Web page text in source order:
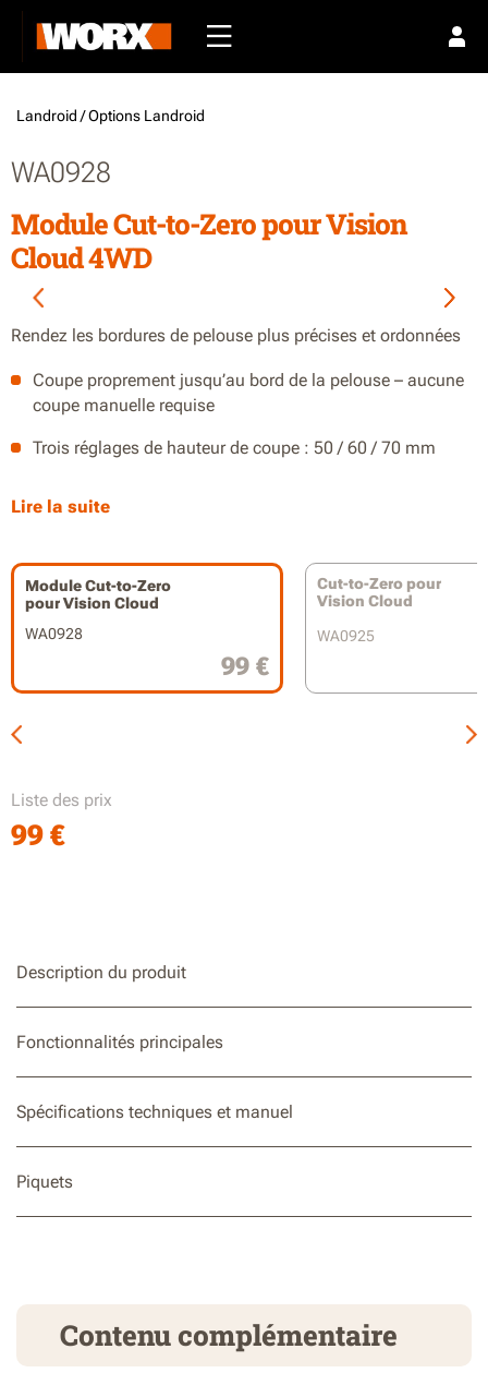
Landroid /Options Landroid
WA0928
Module Cut-to-Zero pour Vision
Cloud 4WD
Rendez les bordures de pelouse plus précises et ordonnées
Coupe proprement jusqu’au bord de la pelouse – aucune
coupe manuelle requise
Trois réglages de hauteur de coupe : 50 / 60 / 70 mm
d’eau
Compatible avec WR340E / WR341E / WR342E / WR344E
Lire la suite
Module Cut-to-Zero
pour Vision Cloud
WA0928
99 €
Cut-to-Zero pour
Vision Cloud
WA0925
Liste des prix
99 €
Description du produit
Fonctionnalités principales
Spécifications techniques et manuel
Piquets
Contenu complémentaire